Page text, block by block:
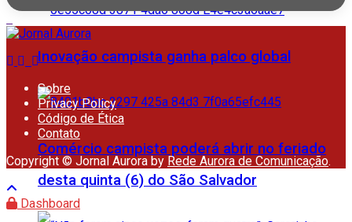
Inovação campista ganha palco global
Comércio campista poderá abrir no feriado
desta quinta (6) do São Salvador
Sobre
Privacy Policy
Código de Ética
Contato
Copyright © Jornal Aurora by Rede Aurora de Comunicação.
Dashboard